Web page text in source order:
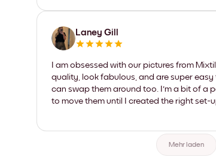
Laney Gill
I am obsessed with our pictures from
quality, look fabulous, and are super
can swap them around too. I'm a bit of a
to move them until I created the right set-
Mehr laden